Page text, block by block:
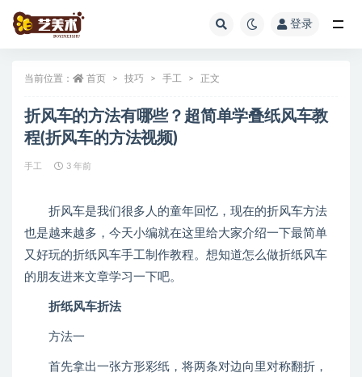
登录
当前位置： 首页 技巧 手工 正文
折风车的方法有哪些？超简单学叠纸风车教
程(折风车的方法视频)
手工 3 年前
折风车是我们很多人的童年回忆，现在的折风车方法
也是越来越多，今天小编就在这里给大家介绍一下最简单
又好玩的折纸风车手工制作教程。想知道怎么做折纸风车
的朋友进来文章学习一下吧。
折纸风车折法
方法一
首先拿出一张方形彩纸，将两条对边向里对称翻折，